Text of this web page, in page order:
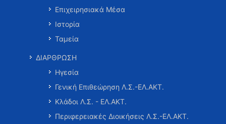
Επιχειρησιακά Μέσα
Ιστορία
Ταμεία
ΔΙΑΡΘΡΩΣΗ
Ηγεσία
Γενική Επιθεώρηση Λ.Σ.-ΕΛ.ΑΚΤ.
Κλάδοι Λ.Σ. - ΕΛ.ΑΚΤ.
Περιφερειακές Διοικήσεις Λ.Σ.-ΕΛ.ΑΚΤ.